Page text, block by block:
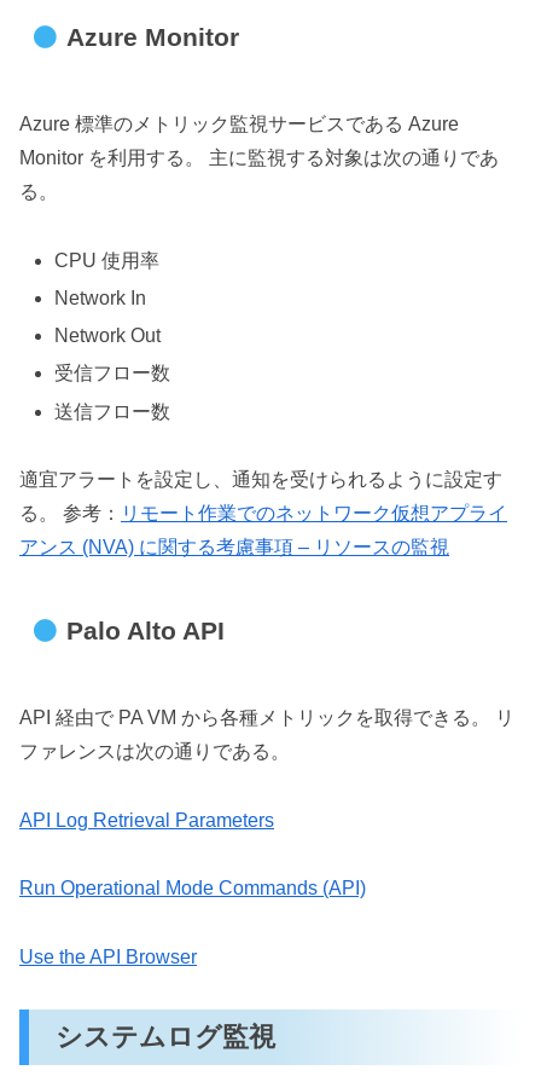
Azure Monitor
Azure 標準のメトリック監視サービスである Azure
Monitor を利用する。 主に監視する対象は次の通りであ
る。
CPU 使用率
Network In
Network Out
受信フロー数
送信フロー数
適宜アラートを設定し、通知を受けられるように設定す
る。 参考： リモート作業でのネットワーク仮想アプライ
アンス (NVA) に関する考慮事項 – リソースの監視
Palo Alto API
API 経由で PA VM から各種メトリックを取得できる。 リ
ファレンスは次の通りである。
API Log Retrieval Parameters
Run Operational Mode Commands (API)
Use the API Browser
システムログ監視